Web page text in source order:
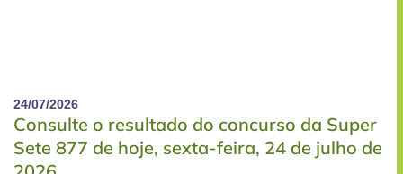
24/07/2026
Consulte o resultado do concurso da Super
Sete 877 de hoje, sexta-feira, 24 de julho de